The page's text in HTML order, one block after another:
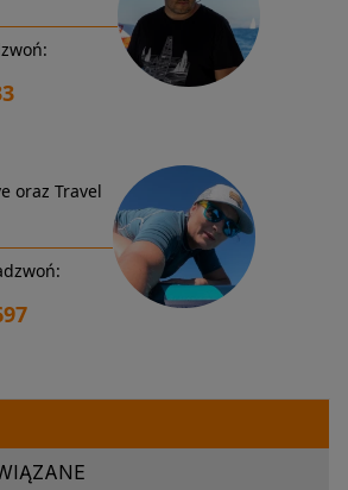
oraz Travel